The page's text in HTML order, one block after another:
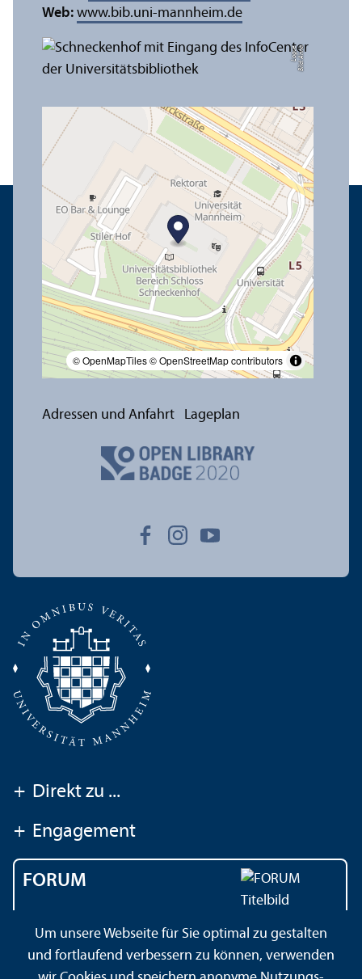
Bil
d:
A
n
n
a
L
o
g
u
e
© OpenMapTiles© OpenStreetMap contributors
Web: www.bib.uni-mannheim.de
Adressen und Anfahrt Lageplan
+ Direkt zu ...
+ Engagement
FORUM
Universität Mannheim
Um unsere Webseite für Sie optimal zu gestalten
und fortlaufend verbessern zu können, verwenden